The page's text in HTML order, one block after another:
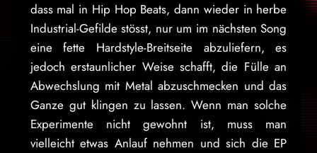
dass mal in Hip Hop Beats, dann wieder in herbe
Industrial-Gefilde stösst, nur um im nächsten Song
eine fette Hardstyle-Breitseite abzuliefern, es
jedoch erstaunlicher Weise schafft, die Fülle an
Abwechslung mit Metal abzuschmecken und das
Ganze gut klingen zu lassen. Wenn man solche
Experimente nicht gewohnt ist, muss man
vielleicht etwas Anlauf nehmen und sich die EP